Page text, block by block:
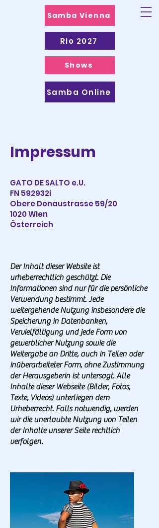
Samba Vienna
Samba Online
Shows
Rio 2027
Impressum
GATO DE SALTO e.U.
FN 592932i
Obere Donaustrasse 59/20
1020 Wien
Österreich
Der Inhalt dieser Website ist
urheberrechtlich geschützt. Die
Informationen sind nur für die persönliche
Verwendung bestimmt. Jede
weitergehende Nutzung insbesondere die
Speicherung in Datenbanken,
Vervielfältigung und jede Form von
gewerblicher Nutzung sowie die
Weitergabe an Dritte, auch in Teilen oder
inüberarbeiteter Form, ohne Zustimmung
der Herausgeberin ist untersagt. Alle
Inhalte dieser Webseite (Bilder, Fotos,
Texte, Videos) unterliegen dem
Urheberrecht. Falls notwendig, werden
wir die unerlaubte Nutzung von Teilen
der Inhalte unserer Seite rechtlich
verfolgen.